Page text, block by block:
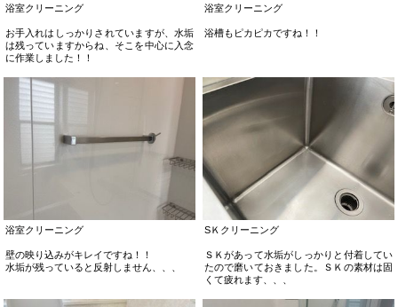
浴室クリーニング
お手入れはしっかりされていますが、水垢
は残っていますからね、そこを中心に入念
に作業しました！！
浴室クリーニング
浴槽もピカピカですね！！
浴室クリーニング
壁の映り込みがキレイですね！！
水垢が残っていると反射しません、、、
SＫクリーニング
ＳＫがあって水垢がしっかりと付着してい
たので磨いておきました。ＳＫの素材は固
くて疲れます、、、